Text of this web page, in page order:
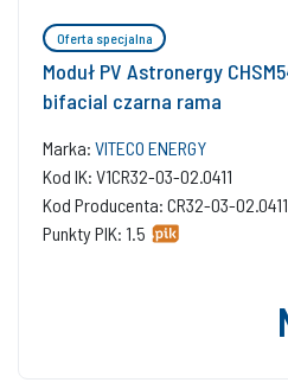
Oferta specjalna
Moduł PV Astronergy
bifacial czarna rama
Marka: VITECO ENERGY
Kod IK: V1CR32-03-02.0411
Kod Producenta: CR32-03-02.0411
Punkty PIK: 1.5